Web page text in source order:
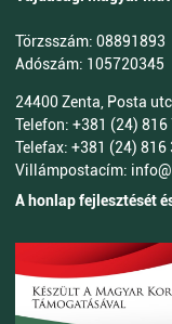
Törzsszám: 08891893
Adószám: 105720345
24400 Zenta, Posta
Telefon: +381 (24) 816
Telefax: +381 (24) 816
Villámpostacím:
A honlap fejlesztését